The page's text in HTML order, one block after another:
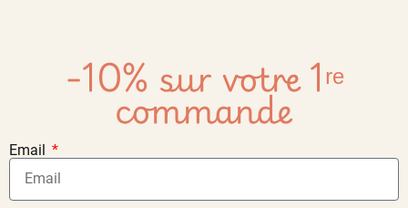
-10% sur votre 1ʳᵉ
commande
Email